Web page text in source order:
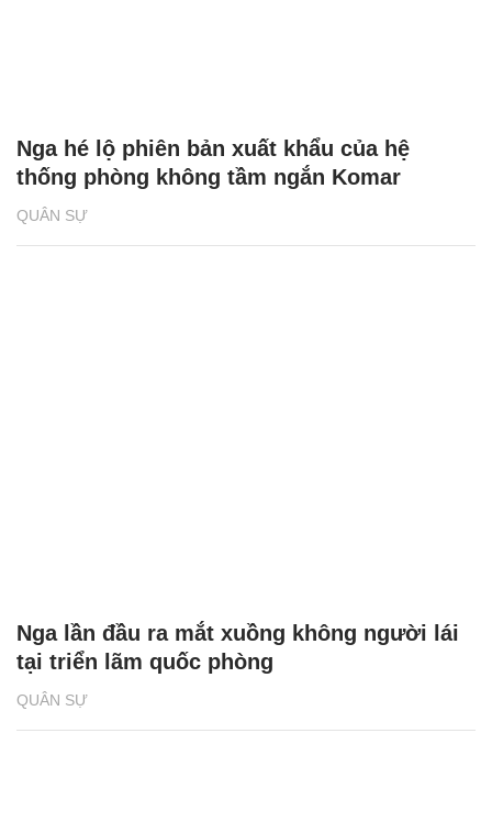
QUÂN SỰ
Nga hé lộ phiên bản xuất khẩu của hệ
thống phòng không tầm ngắn Komar
QUÂN SỰ
Nga lần đầu ra mắt xuồng không người lái
tại triển lãm quốc phòng